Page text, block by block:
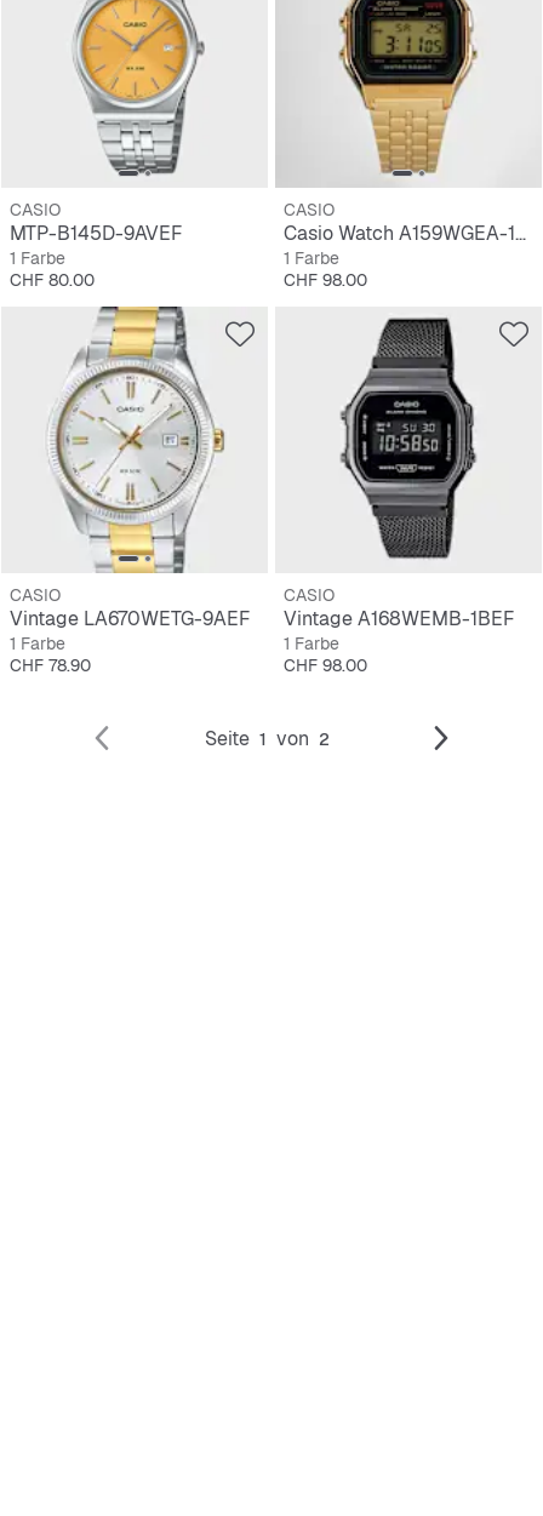
CASIO
MTP-B145D-9AVEF
1 Farbe
Preis
CHF 80.00
CASIO
Casio Watch A159WGEA-1EF
1 Farbe
Preis
CHF 98.00
CASIO
Vintage LA670WETG-9AEF
1 Farbe
Preis
CHF 78.90
CASIO
Vintage A168WEMB-1BEF
1 Farbe
Preis
CHF 98.00
Seite 1 von 2